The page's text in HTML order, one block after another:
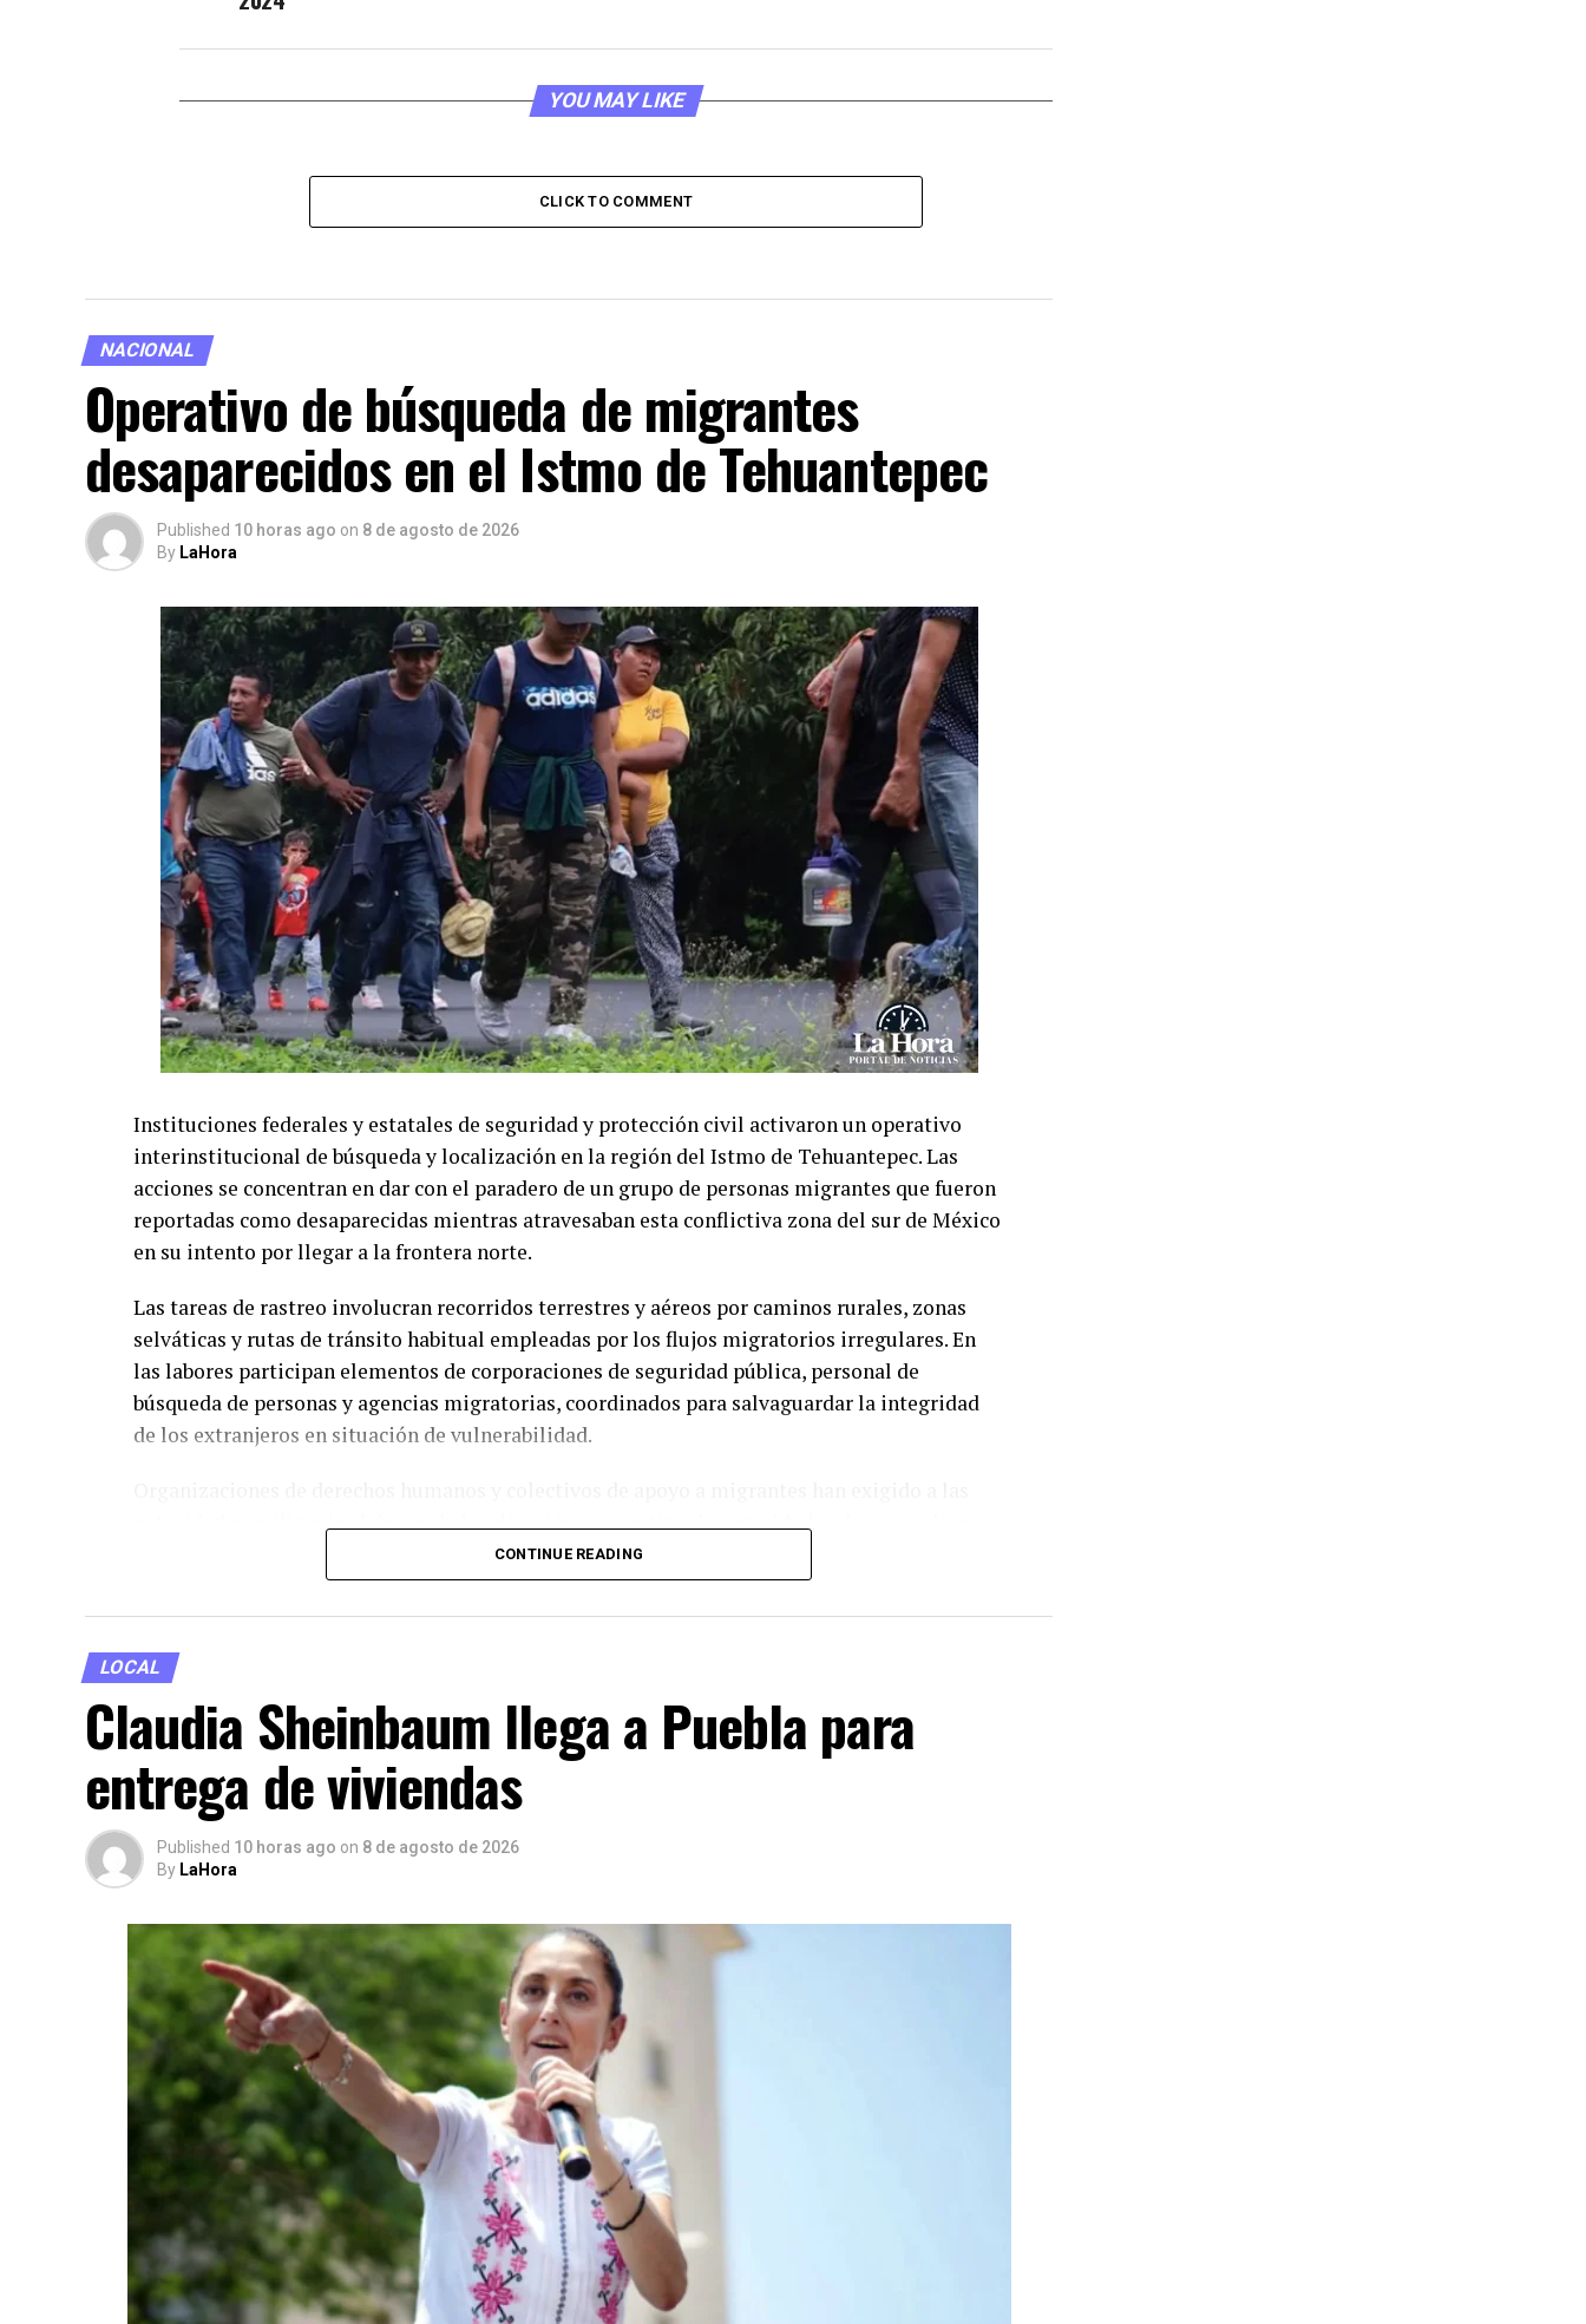
YOU MAY LIKE
CLICK TO COMMENT
NACIONAL
Operativo de búsqueda de migrantes
desaparecidos en el Istmo de Tehuantepec
Published 10 horas ago on 8 de agosto de 2026
By LaHora
Instituciones federales y estatales de seguridad y protección civil activaron un operativo
interinstitucional de búsqueda y localización en la región del Istmo de Tehuantepec. Las
acciones se concentran en dar con el paradero de un grupo de personas migrantes que fueron
reportadas como desaparecidas mientras atravesaban esta conflictiva zona del sur de México
en su intento por llegar a la frontera norte.
Las tareas de rastreo involucran recorridos terrestres y aéreos por caminos rurales, zonas
selváticas y rutas de tránsito habitual empleadas por los flujos migratorios irregulares. En
las labores participan elementos de corporaciones de seguridad pública, personal de
búsqueda de personas y agencias migratorias, coordinados para salvaguardar la integridad
de los extranjeros en situación de vulnerabilidad.
autoridades agilizar las labores de localización y garantizar la seguridad en los corredores
transitados por esta población. La región del Istmo representa uno de los puntos más
complejos del trayecto migratorio debido a la presencia de redes de delincuencia organizada
que operan en la zona.
CONTINUE READING
LOCAL
Claudia Sheinbaum llega a Puebla para
entrega de viviendas
Published 10 horas ago on 8 de agosto de 2026
By LaHora